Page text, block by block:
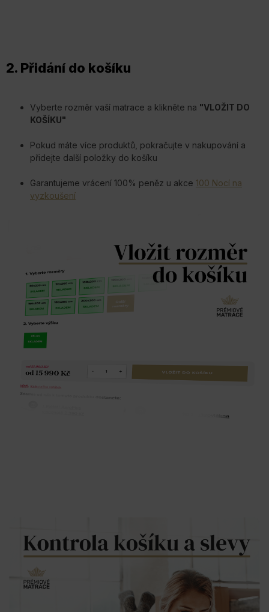
2. Přidání do košíku
Vyberte rozměr vaší matrace a klikněte na "VLOŽIT DO
KOŠÍKU"
Pokud máte více produktů, pokračujte v nakupování a
přidejte další položky do košíku
Garantujeme vrácení 100% peněz u akce 100 Nocí na
vyzkoušení